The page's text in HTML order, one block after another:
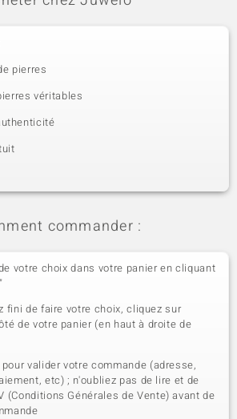
pierres
véritables
commander :
votre choix dans votre panier en cliquant
fini de faire votre choix, cliquez sur
de votre panier (en haut à droite de
valider votre commande (adresse,
etc) ; n'oubliez pas de lire et de
(Conditions Générales de Vente) avant de